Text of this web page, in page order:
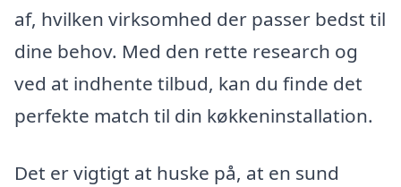
af, hvilken virksomhed der passer bedst til
dine behov. Med den rette research og
ved at indhente tilbud, kan du finde det
perfekte match til din køkkeninstallation.
Det er vigtigt at huske på, at en sund